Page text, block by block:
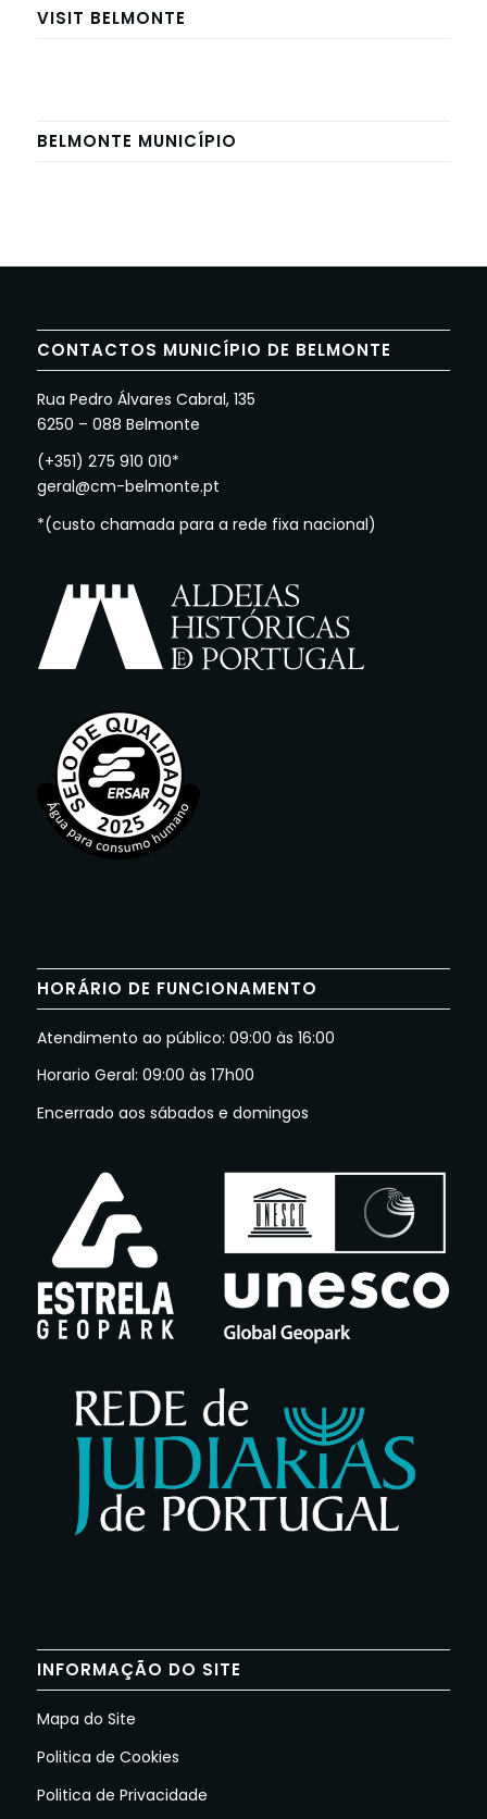
VISIT BELMONTE
BELMONTE MUNICÍPIO
CONTACTOS MUNICÍPIO DE BELMONTE
Rua Pedro Álvares Cabral, 135
6250 – 088 Belmonte
(+351) 275 910 010*
geral@cm-belmonte.pt
*(custo chamada para a rede fixa nacional)
HORÁRIO DE FUNCIONAMENTO
Atendimento ao público: 09:00 às 16:00
Horario Geral: 09:00 às 17h00
Encerrado aos sábados e domingos
INFORMAÇÃO DO SITE
Mapa do Site
Politica de Cookies
Politica de Privacidade